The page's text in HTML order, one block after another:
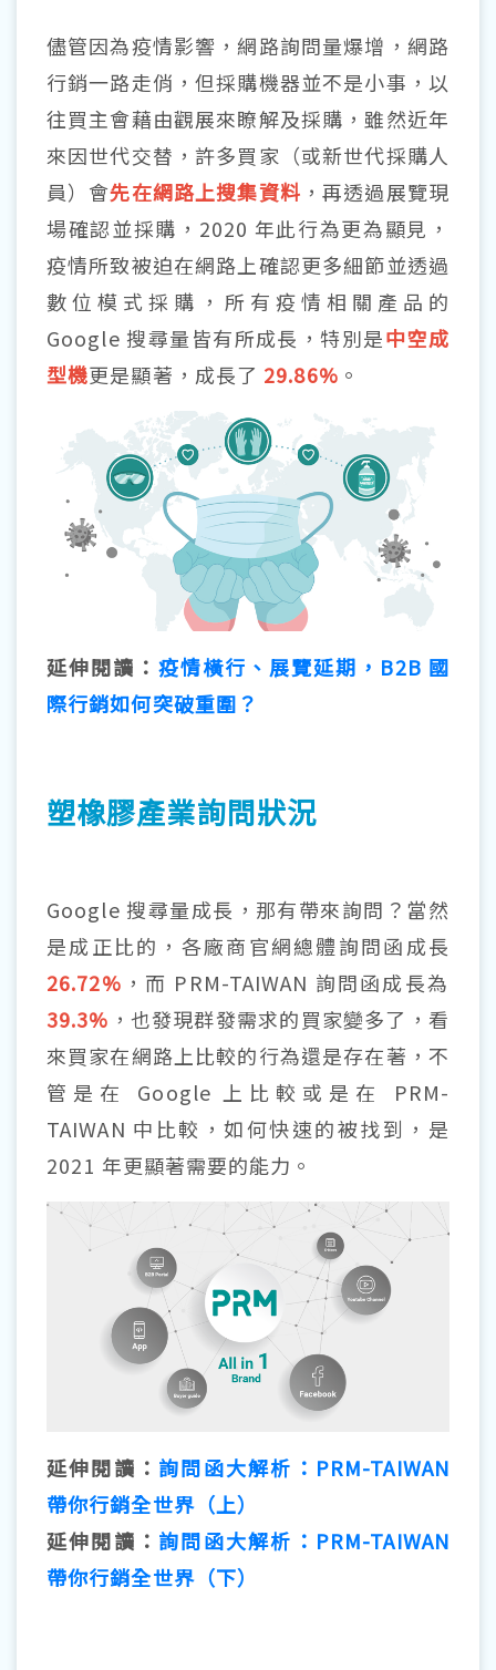
儘管因為疫情影響，網路詢問量爆增，網路
行銷一路走俏，但採購機器並不是小事，以
往買主會藉由觀展來瞭解及採購，雖然近年
來因世代交替，許多買家（或新世代採購人
員）會先在網路上搜集資料 ，再透過展覽現
場確認並採購，2020 年此行為更為顯見，
疫情所致被迫在網路上確認更多細節並透過
數位模式採購，所有疫情相關產品的
Google 搜尋量皆有所成長，特別是中空成
型機更是顯著，成長了 29.86% 。
延伸閱讀： 疫情橫行、展覽延期，B2B 國
際行銷如何突破重圍？
塑橡膠產業詢問狀況
Google 搜尋量成長，那有帶來詢問？當然
是成正比的，各廠商官網總體詢問函成長
26.72% ，而 PRM-TAIWAN 詢問函成長為
39.3% ，也發現群發需求的買家變多了，看
來買家在網路上比較的行為還是存在著，不
管是在 Google 上比較或是在 PRM-
TAIWAN 中比較，如何快速的被找到，是
2021 年更顯著需要的能力。
延伸閱讀： 詢問函大解析：PRM-TAIWAN
帶你行銷全世界（上）
延伸閱讀： 詢問函大解析：PRM-TAIWAN
帶你行銷全世界（下）